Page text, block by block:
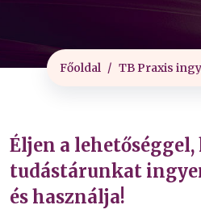
Főoldal TB Praxis
Éljen a
tudástárunkat
és használja!